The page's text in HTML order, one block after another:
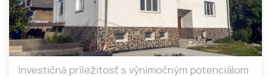
Investičná príležitosť s výnimočným potenciálom